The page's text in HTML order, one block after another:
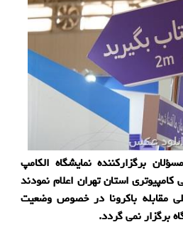
برگزارکننده نمایشگاه الکامپ
کامپیوتری استان تهران اعلام نمودند
باکرونا در خصوص وضعیت
برگزار نمی گردد.